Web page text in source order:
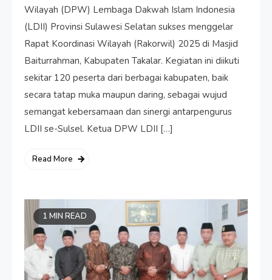
Wilayah (DPW) Lembaga Dakwah Islam Indonesia
(LDII) Provinsi Sulawesi Selatan sukses menggelar
Rapat Koordinasi Wilayah (Rakorwil) 2025 di Masjid
Baiturrahman, Kabupaten Takalar. Kegiatan ini diikuti
sekitar 120 peserta dari berbagai kabupaten, baik
secara tatap muka maupun daring, sebagai wujud
semangat kebersamaan dan sinergi antarpengurus
LDII se-Sulsel. Ketua DPW LDII […]
Read More
1 MIN READ